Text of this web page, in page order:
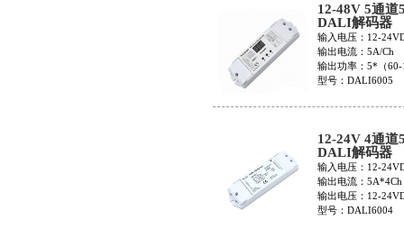
12-48V 5通道
DALI解码器
DALI6005
输入电压：12-
输出电流：5A/Ch
输出功率：5*（60-
型号：DALI6005
12-24V 4通道
DALI解码器
DALI6004
输入电压：12-
输出电流：5A*4Ch
输出电压：12-
型号：DALI6004